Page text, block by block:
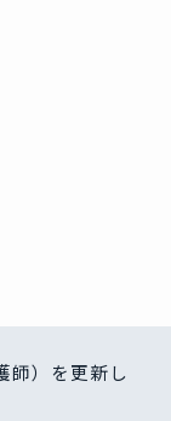
師）を更新し